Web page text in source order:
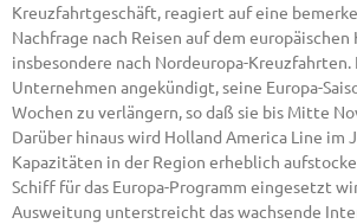
Kreuzfahrtgeschäft, reagiert auf eine
Nachfrage nach Reisen auf dem
insbesondere nach Nordeuropa-
Unternehmen angekündigt, seine Europa-
Wochen zu verlängern, so daß sie bis Mitte
Darüber hinaus wird Holland America Line im
Kapazitäten in der Region erheblich
Schiff für das Europa-Programm eingesetzt
Ausweitung unterstreicht das wachsende